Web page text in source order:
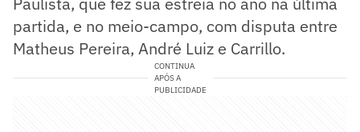
partida, e no meio-campo, com disputa entre
Matheus Pereira, André Luiz e Carrillo.
CONTINUA
APÓS A
PUBLICIDADE